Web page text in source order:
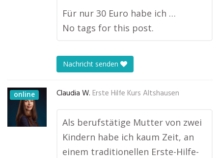
Für nur 30 Euro habe ich …
No tags for this post.
Nachricht senden
online Claudia W. Erste Hilfe Kurs Altshausen
Als berufstätige Mutter von zwei
Kindern habe ich kaum Zeit, an
einem traditionellen Erste-Hilfe-